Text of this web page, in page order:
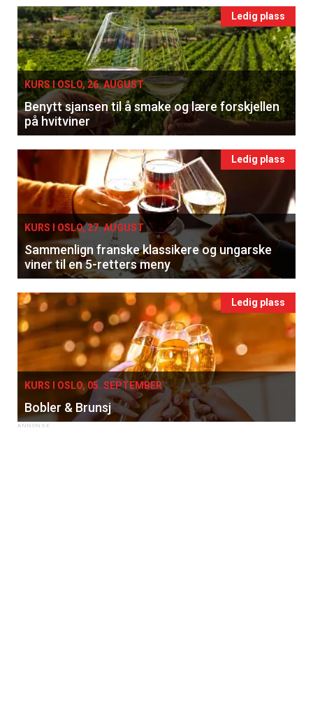
Ledig plass
KURS I OSLO, 26. AUGUST
Benytt sjansen til å smake og lære forskjellen
på hvitviner
Ledig plass
KURS I OSLO, 27. AUGUST
Sammenlign franske klassikere og ungarske
viner til en 5-retters meny
Ledig plass
KURS I OSLO, 05. SEPTEMBER
Bobler & Brunsj